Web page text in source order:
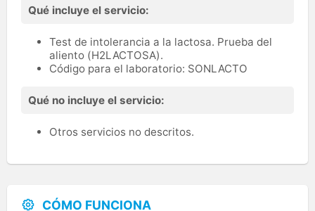
Qué incluye el servicio:
Test de intolerancia a la lactosa. Prueba del
aliento (H2LACTOSA).
Código para el laboratorio: SONLACTO
Qué no incluye el servicio:
Otros servicios no descritos.
CÓMO FUNCIONA